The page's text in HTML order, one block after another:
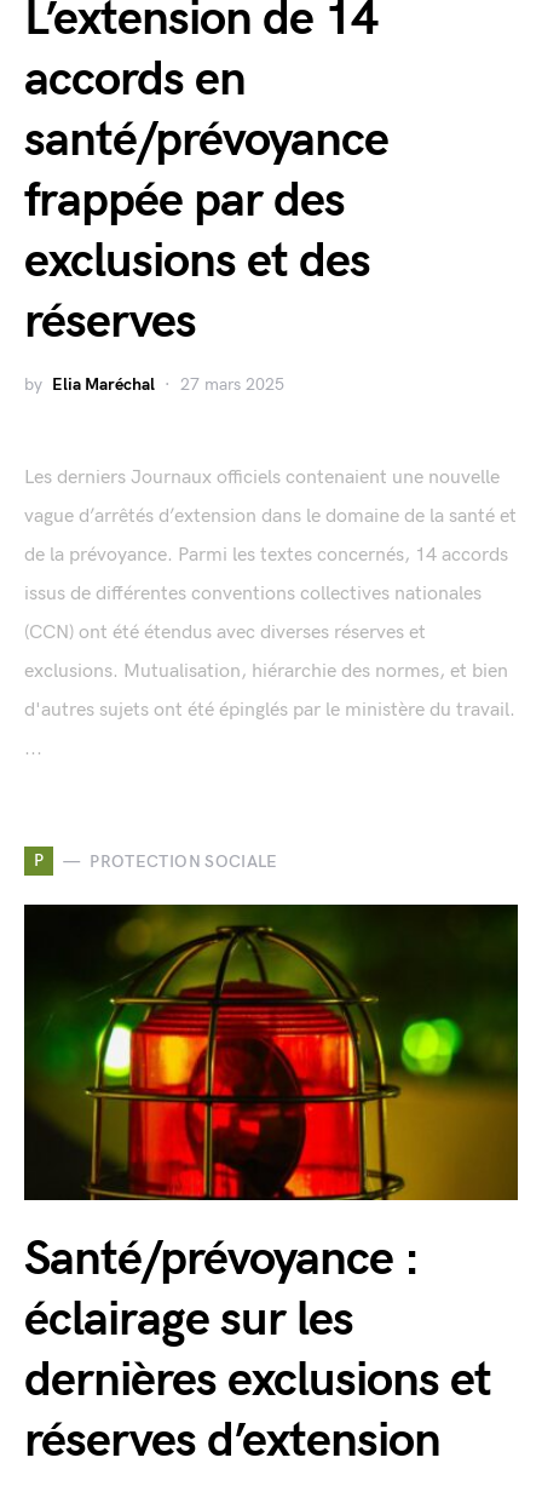
L’extension de 14
accords en
santé/prévoyance
frappée par des
exclusions et des
réserves
by Elia Maréchal 27 mars 2025
Les derniers Journaux officiels contenaient une nouvelle
vague d’arrêtés d’extension dans le domaine de la santé et
de la prévoyance. Parmi les textes concernés, 14 accords
issus de différentes conventions collectives nationales
(CCN) ont été étendus avec diverses réserves et
exclusions. Mutualisation, hiérarchie des normes, et bien
d'autres sujets ont été épinglés par le ministère du travail.
...
P PROTECTION SOCIALE
Santé/prévoyance :
éclairage sur les
dernières exclusions et
réserves d’extension